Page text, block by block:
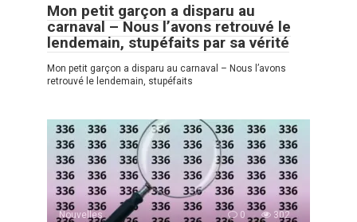
Mon petit garçon a disparu au
carnaval – Nous l’avons retrouvé le
lendemain, stupéfaits par sa vérité
Mon petit garçon a disparu au carnaval – Nous l’avons
retrouvé le lendemain, stupéfaits
Nouvelles 0 302